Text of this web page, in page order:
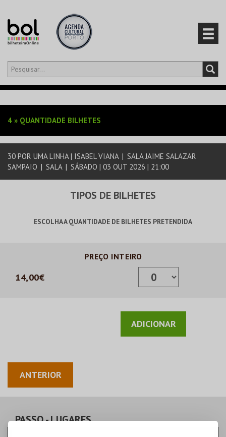
Olá,iniciar sessão
EVENTOS
CARTÕES
4 » QUANTIDADE BILHETES
30 POR UMA LINHA | ISABEL VIANA | SALA JAIME SALAZAR
SAMPAIO | SALA | SÁBADO | 03 OUT 2026 | 21:00
TIPOS DE BILHETES
ESCOLHA A QUANTIDADE DE BILHETES PRETENDIDA
PREÇO INTEIRO
14,00€
ANTERIOR
PASSO- LUGARES